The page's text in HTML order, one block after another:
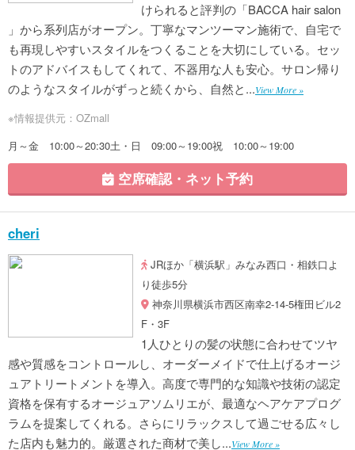
けられると評判の「BACCA hair salon
」から系列店がオープン。丁寧なマンツーマン施術で、自宅で
も再現しやすいスタイルをつくることを大切にしている。セッ
トのアドバイスもしてくれて、不器用な人も安心。サロン帰り
のようなスタイルがずっと続くから、自然と...View More »
※情報提供元：OZmall
月～金 10:00～20:30土・日 09:00～19:00祝 10:00～19:00
空席確認・ネット予約
cheri
JRほか「横浜駅」みなみ西口・相鉄口よ
り徒歩5分
神奈川県横浜市西区南幸2-14-5権田ビル2
F・3F
1人ひとりの髪の状態に合わせてツヤ
感や質感をコントロールし、オーダーメイドで仕上げるオージ
ュアトリートメントを導入。高度で専門的な知識や技術の認定
資格を保有するオージュアソムリエが、最適なヘアケアプログ
ラムを提案してくれる。さらにリラックスして過ごせる広々し
た店内も魅力的。厳選された商材で美し...View More »